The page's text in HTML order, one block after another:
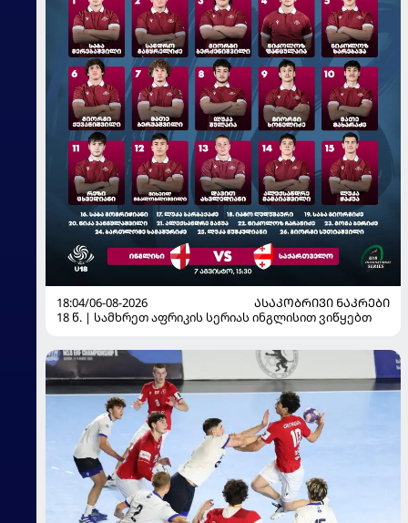
18:04/06-08-2026
ᲐᲡᲐᲙᲝᲑᲠᲘᲕᲘ ᲜᲐᲙᲠᲔᲑᲘ
18 წ. | სამხრეთ აფრიკის სერიას ინგლისით ვიწყებთ